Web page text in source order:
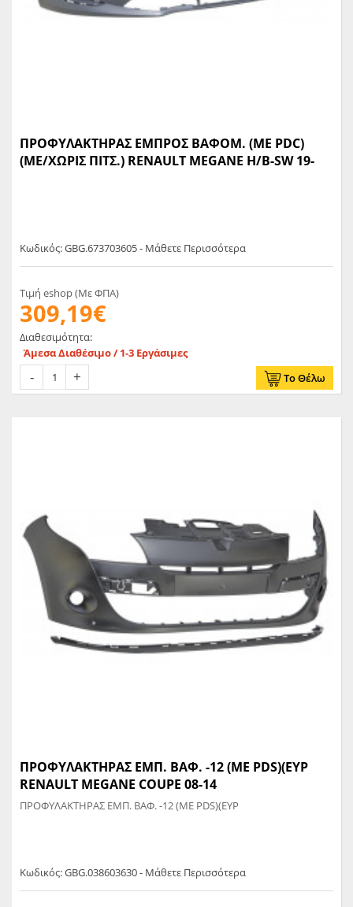
ΠΡΟΦΥΛΑΚΤΗΡΑΣ ΕΜΠΡΟΣ ΒΑΦΟΜ. (ΜΕ PDC)
(ΜΕ/ΧΩΡΙΣ ΠΙΤΣ.) RENAULT MEGANE H/B-SW 19-
Κωδικός: GBG.673703605 - Μάθετε Περισσότερα
Τιμή eshop (Με ΦΠΑ)
309,19€
Διαθεσιμότητα:
Άμεσα Διαθέσιμο / 1-3 Εργάσιμες
Το Θέλω
ΠΡΟΦΥΛΑΚΤΗΡΑΣ ΕΜΠ. ΒΑΦ. -12 (ΜΕ PDS)(ΕΥΡ
RENAULT MEGANE COUPE 08-14
ΠΡΟΦΥΛΑΚΤΗΡΑΣ ΕΜΠ. ΒΑΦ. -12 (ΜΕ PDS)(ΕΥΡ
Κωδικός: GBG.038603630 - Μάθετε Περισσότερα